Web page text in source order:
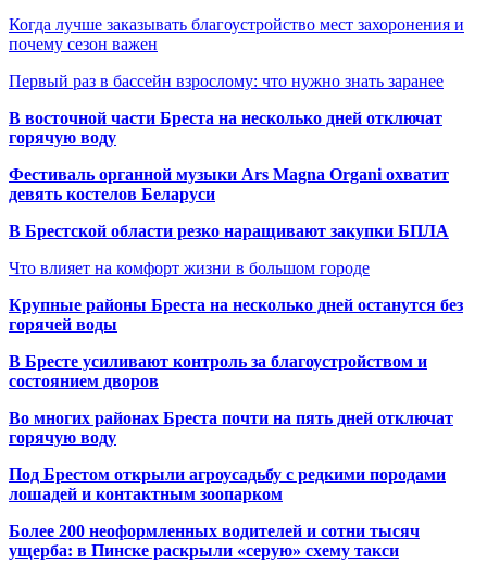
Когда лучше заказывать благоустройство мест захоронения и
почему сезон важен
Первый раз в бассейн взрослому: что нужно знать заранее
В восточной части Бреста на несколько дней отключат
горячую воду
Фестиваль органной музыки Ars Magna Organi охватит
девять костелов Беларуси
В Брестской области резко наращивают закупки БПЛА
Что влияет на комфорт жизни в большом городе
Крупные районы Бреста на несколько дней останутся без
горячей воды
В Бресте усиливают контроль за благоустройством и
состоянием дворов
Во многих районах Бреста почти на пять дней отключат
горячую воду
Под Брестом открыли агроусадьбу с редкими породами
лошадей и контактным зоопарком
Более 200 неоформленных водителей и сотни тысяч
ущерба: в Пинске раскрыли «серую» схему такси